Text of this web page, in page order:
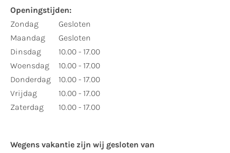
Openingstijden:
Zondag
Maandag
Dinsdag
Woensdag
Donderdag
Vrijdag
Zaterdag
Gesloten
Gesloten
10.00 - 17.00
10.00 - 17.00
10.00 - 17.00
10.00 - 17.00
10.00 - 17.00
Wegens vakantie zijn wij gesloten van ​